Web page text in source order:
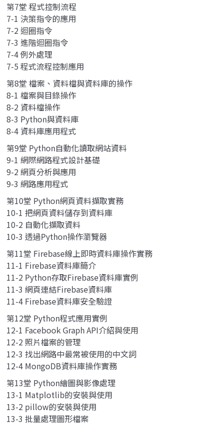
第7堂 程式控制流程
7-1 決策指令的應用
7-2 迴圈指令
7-3 進階迴圈指令
7-4 例外處理
7-5 程式流程控制應用
第8堂 檔案、資料檔與資料庫的操作
8-1 檔案與目錄操作
8-2 資料檔操作
8-3 Python與資料庫
8-4 資料庫應用程式
第9堂 Python自動化讀取網站資料
9-1 網際網路程式設計基礎
9-2 網頁分析與應用
9-3 網路應用程式
第10堂 Python網頁資料擷取實務
10-1 把網頁資料儲存到資料庫
10-2 自動化擷取資料
10-3 透過Python操作瀏覽器
第11堂 Firebase線上即時資料庫操作實務
11-1 Firebase資料庫簡介
11-2 Python存取Firebase資料庫實例
11-3 網頁連結Firebase資料庫
11-4 Firebase資料庫安全驗證
第12堂 Python程式應用實例
12-1 Facebook Graph API介紹與使用
12-2 照片檔案的管理
12-3 找出網路中最常被使用的中文詞
12-4 MongoDB資料庫操作實務
第13堂 Python繪圖與影像處理
13-1 Matplotlib的安裝與使用
13-2 pillow的安裝與使用
13-3 批量處理圖形檔案